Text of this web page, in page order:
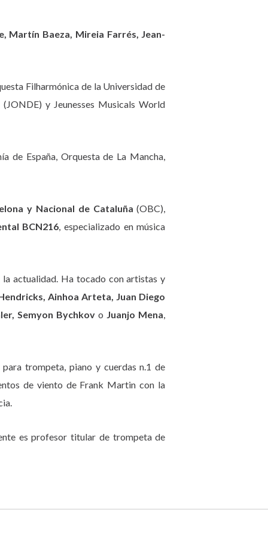
Martín Baeza, Mireia Farrés, Jean-
Filharmónica de la Universidad de
y Jeunesses Musicals World
de España, Orquesta de La Mancha,
y Nacional de Cataluña (OBC),
BCN216, especializado en música
la actualidad. Ha tocado con artistas y
Ainhoa Arteta, Juan Diego
Semyon Bychkovo Juanjo Mena,
trompeta, piano y cuerdas n.1 de
de viento de Frank Martin con la
es profesor titular de trompeta de